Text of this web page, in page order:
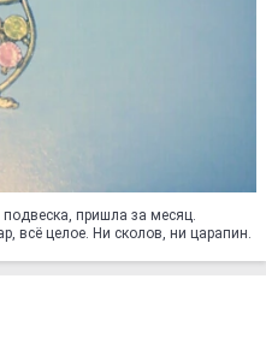
пришла за месяц.
всё целое. Ни сколов, ни царапин.